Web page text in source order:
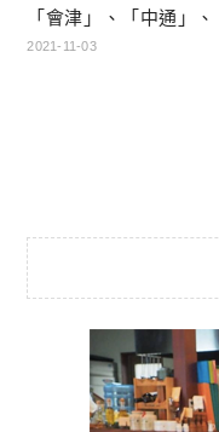
「會津」、「中通」
玩家，你會想到美美的
2021-11-03